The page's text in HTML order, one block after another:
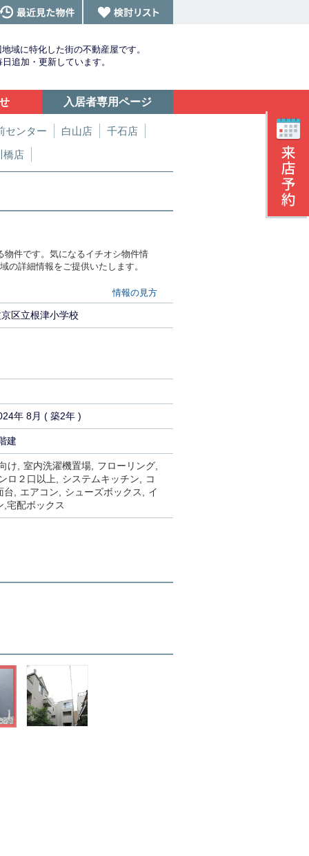
域に特化した街の不動産屋です。
追加・更新しています。
入居者専用ページ
センター 白山店
千石店
橋店
物件です。気になるイチオシ物件情
の詳細情報をご提供いたします。
情報の見方
区立根津小学校
年 8月 ( 築2年 )
建
け 室内洗濯機置場
フローリング
ロ２口以上 システムキッチン
コ
台 エアコン シューズボックス
イ
宅配ボックス